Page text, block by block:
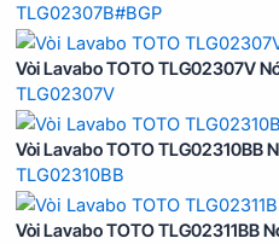
TLG02307B#BGP
Vòi Lavabo TOTO TLG02307V
TLG02307V
Vòi Lavabo TOTO TLG02310BB
TLG02310BB
Vòi Lavabo TOTO TLG02311BB